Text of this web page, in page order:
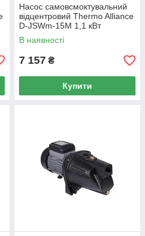
Насос самовсмоктувальний
відцентровий Thermo Alliance
D-JSWm-15M 1,1 кВт
В наявності
7 157 ₴
Купити